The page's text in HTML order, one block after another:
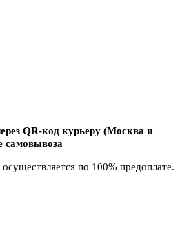
QR-код курьеру (Москва и
самовывоза
по 100% предоплате.